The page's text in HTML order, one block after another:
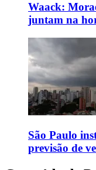
Waack:
juntam na
São Paulo
previsão de